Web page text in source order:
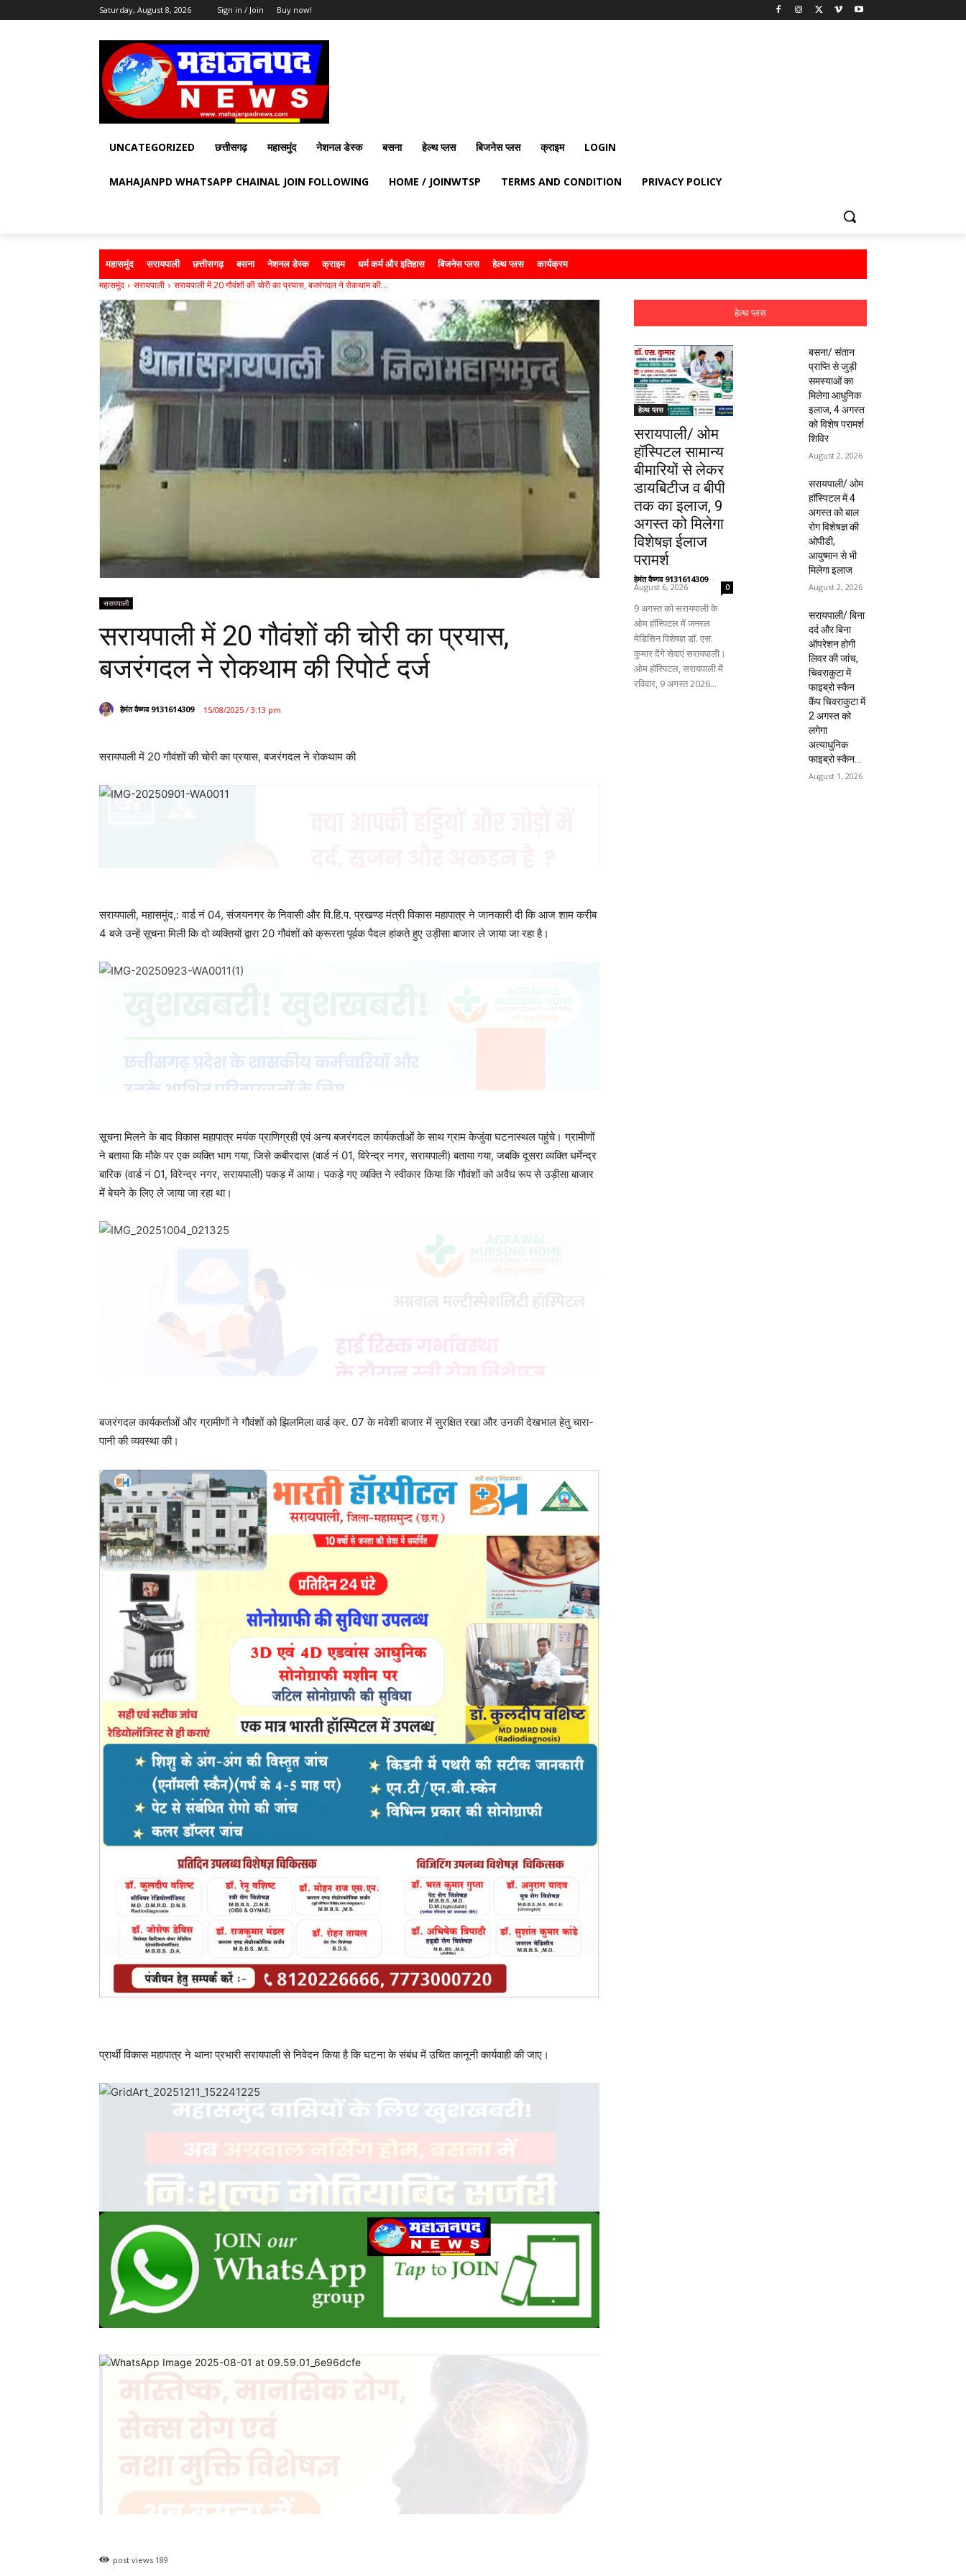
Saturday, August 8, 2026 Sign in / Join Buy now!
UNCATEGORIZED छत्तीसगढ़ महासमुंद नेशनल डेस्क बसना हेल्थ प्लस बिजनेस प्लस क्राइम LOGIN
MAHAJANPD WHATSAPP CHAINAL JOIN FOLLOWING HOME / JOINWTSP TERMS AND CONDITION PRIVACY POLICY
महासमुंद सरायपाली छत्तीसगढ़ बसना नेशनल डेस्क क्राइम धर्म कर्म और इतिहास बिजनेस प्लस हेल्थ प्लस कार्यक्रम
महासमुंद सरायपाली सरायपाली में 20 गौवंशों की चोरी का प्रयास, बजरंगदल ने रोकथाम की...
सरायपाली
सरायपाली में 20 गौवंशों की चोरी का प्रयास,
बजरंगदल ने रोकथाम की रिपोर्ट दर्ज
हेमंत वैष्णव 9131614309 15/08/2025 / 3:13 pm
सरायपाली में 20 गौवंशों की चोरी का प्रयास, बजरंगदल ने रोकथाम की
सूचना मिलने के बाद विकास महापात्र मयंक प्राणिग्रही एवं अन्य बजरंगदल कार्यकर्ताओं के साथ ग्राम केजुंवा घटनास्थल पहुंचे। ग्रामीणों
ने बताया कि मौके पर एक व्यक्ति भाग गया, जिसे कबीरदास (वार्ड नं 01, विरेन्द्र नगर, सरायपाली) बताया गया, जबकि दूसरा व्यक्ति धर्मेन्द्र
बारिक (वार्ड नं 01, विरेन्द्र नगर, सरायपाली) पकड़ में आया। पकड़े गए व्यक्ति ने स्वीकार किया कि गौवंशों को अवैध रूप से उड़ीसा बाजार
में बेचने के लिए ले जाया जा रहा था।
बजरंगदल कार्यकर्ताओं और ग्रामीणों ने गौवंशों को झिलमिला वार्ड क्र. 07 के मवेशी बाजार में सुरक्षित रखा और उनकी देखभाल हेतु चारा-
पानी की व्यवस्था की।
प्रार्थी विकास महापात्र ने थाना प्रभारी सरायपाली से निवेदन किया है कि घटना के संबंध में उचित कानूनी कार्यवाही की जाए।
post views189
हेल्थ प्लस
हेल्थ प्लस
सरायपाली/ ओम
हॉस्पिटल सामान्य
बीमारियों से लेकर
डायबिटीज व बीपी
तक का इलाज, 9
अगस्त को मिलेगा
विशेषज्ञ ईलाज
परामर्श
हेमंत वैष्णव 9131614309 -
August 6, 2026 0
9 अगस्त को सरायपाली के
ओम हॉस्पिटल में जनरल
मेडिसिन विशेषज्ञ डॉ. एस.
कुमार देंगे सेवाएं सरायपाली।
ओम हॉस्पिटल, सरायपाली में
रविवार, 9 अगस्त 2026...
बसना/ संतान
प्राप्ति से जुड़ी
समस्याओं का
मिलेगा आधुनिक
इलाज, 4 अगस्त
को विशेष परामर्श
शिविर
August 2, 2026
सरायपाली/ ओम
हॉस्पिटल में 4
अगस्त को बाल
रोग विशेषज्ञ की
ओपीडी,
आयुष्मान से भी
मिलेगा इलाज
August 2, 2026
सरायपाली/ बिना
दर्द और बिना
ऑपरेशन होगी
लिवर की जांच,
चिवराकुटा में
फाइब्रो स्कैन
कैंप चिवराकुटा में
2 अगस्त को
लगेगा
अत्याधुनिक
फाइब्रो स्कैन...
August 1, 2026